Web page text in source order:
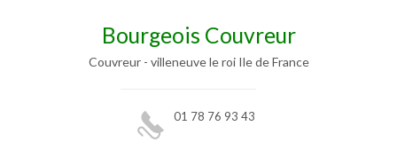
Bourgeois Couvreur
Couvreur - villeneuve le roi Ile de France
01 78 76 93 43